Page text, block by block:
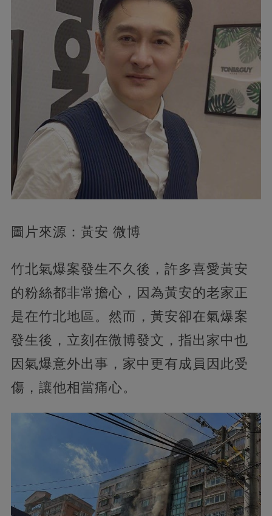
圖片來源：黃安 微博
竹北氣爆案發生不久後，許多喜愛黃安
的粉絲都非常擔心，因為黃安的老家正
是在竹北地區。然而，黃安卻在氣爆案
發生後，立刻在微博發文，指出家中也
因氣爆意外出事，家中更有成員因此受
傷，讓他相當痛心。